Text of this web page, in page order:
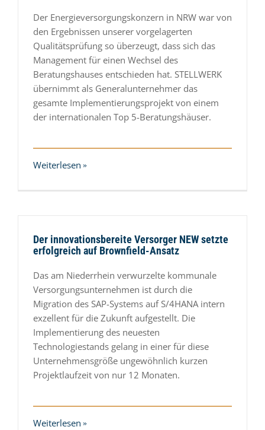
Der Energieversorgungskonzern in NRW war von
den Ergebnissen unserer vorgelagerten
Qualitätsprüfung so überzeugt, dass sich das
Management für einen Wechsel des
Beratungshauses entschieden hat. STELLWERK
übernimmt als Generalunternehmer das
gesamte Implementierungsprojekt von einem
der internationalen Top 5-Beratungshäuser.
Weiterlesen
Der innovationsbereite Versorger NEW setzte
erfolgreich auf Brownfield-Ansatz
Das am Niederrhein verwurzelte kommunale
Versorgungsunternehmen ist durch die
Migration des SAP-Systems auf S/4HANA intern
exzellent für die Zukunft aufgestellt. Die
Implementierung des neuesten
Technologiestands gelang in einer für diese
Unternehmensgröße ungewöhnlich kurzen
Projektlaufzeit von nur 12 Monaten.
Weiterlesen